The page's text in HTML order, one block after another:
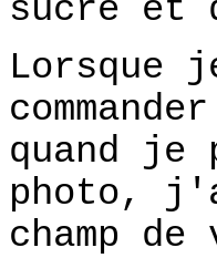
sucre et
Lorsque
quand je
photo,
champ